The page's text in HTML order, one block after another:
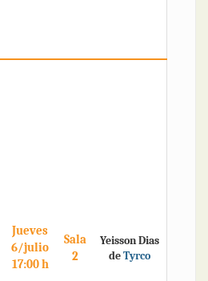
Jueves
6/julio
17:00 h
Sala
2
Yeisson Dias
deTyrco